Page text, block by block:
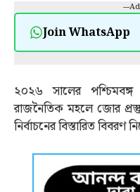
---
Join WhatsApp
২০২৬ সালের পশ্চিমবঙ্গ
রাজনৈতিক মহলে জোর
নির্বাচনের বিস্তারিত বিবরণ